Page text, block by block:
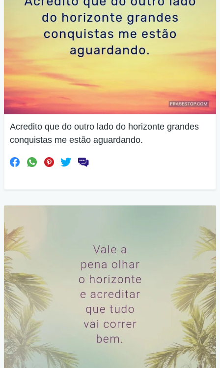
Acredito que do outro lado do horizonte grandes
conquistas me estão aguardando.